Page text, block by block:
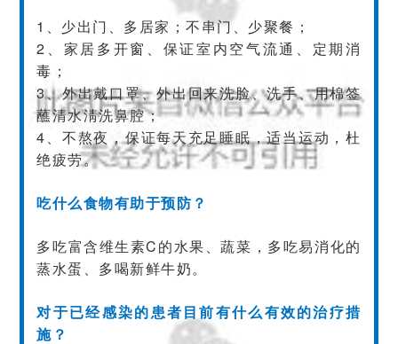
1、少出门、多居家；不串门、少聚餐；
2、家居多开窗、保证室内空气流通、定期消
毒；
3、外出戴口罩、外出回来洗脸、洗手、用棉签
蘸清水淸洗鼻腔；
4、不熬夜，保证每天充足睡眠，适当运动，杜
绝疲劳。
吃什么食物有助于预防？
多吃富含维生素C的水果、蔬菜，多吃易消化的
蒸水蛋、多喝新鲜牛奶。
对于已经感染的患者目前有什么有效的治疗措
施？